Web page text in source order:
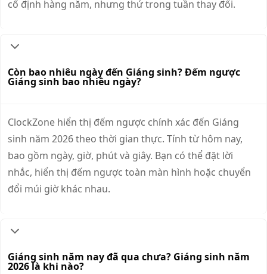
cố định hàng năm, nhưng thứ trong tuần thay đổi.
Còn bao nhiêu ngày đến Giáng sinh? Đếm ngược
Giáng sinh bao nhiêu ngày?
ClockZone hiển thị đếm ngược chính xác đến Giáng
sinh năm 2026 theo thời gian thực. Tính từ hôm nay,
bao gồm ngày, giờ, phút và giây. Bạn có thể đặt lời
nhắc, hiển thị đếm ngược toàn màn hình hoặc chuyển
đổi múi giờ khác nhau.
Giáng sinh năm nay đã qua chưa? Giáng sinh năm
2026 là khi nào?